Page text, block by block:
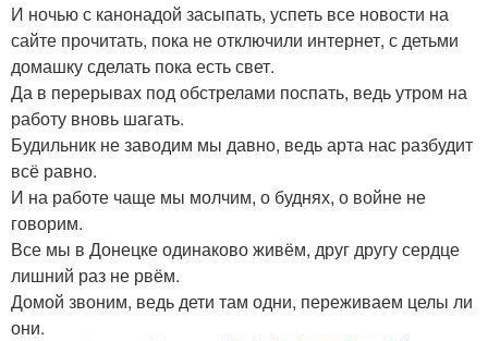
И ночью с канонадой засыпать, успеть все новости на
сайте прочитать, пока не отключили интернет, с детьми
домашку сделать пока есть свет.
Да в перерывах под обстрелами поспать, ведь утром на
работу вновь шагать.
Будильник не заводим мы давно, ведь арта нас разбудит
всё равно.
И на работе чаще мы молчим, о буднях, о войне не
говорим.
Все мы в Донецке одинаково живём, друг другу сердце
лишний раз не рвём.
Домой звоним, ведь дети там одни, переживаем целы ли
они.